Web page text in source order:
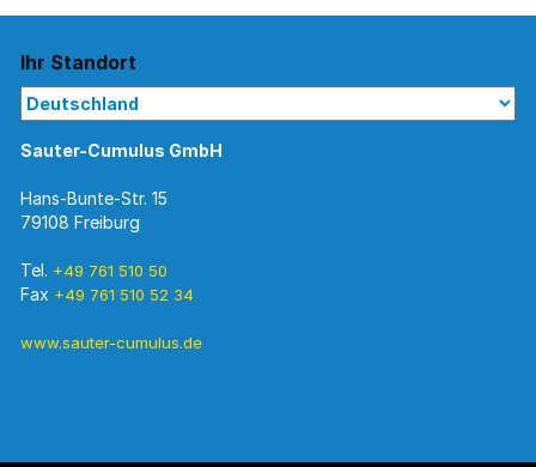
Ihr Standort
Sauter-Cumulus GmbH
Hans-Bunte-Str. 15
79108 Freiburg
Tel. +49 761 510 50
Fax +49 761 510 52 34
www.sauter-cumulus.de